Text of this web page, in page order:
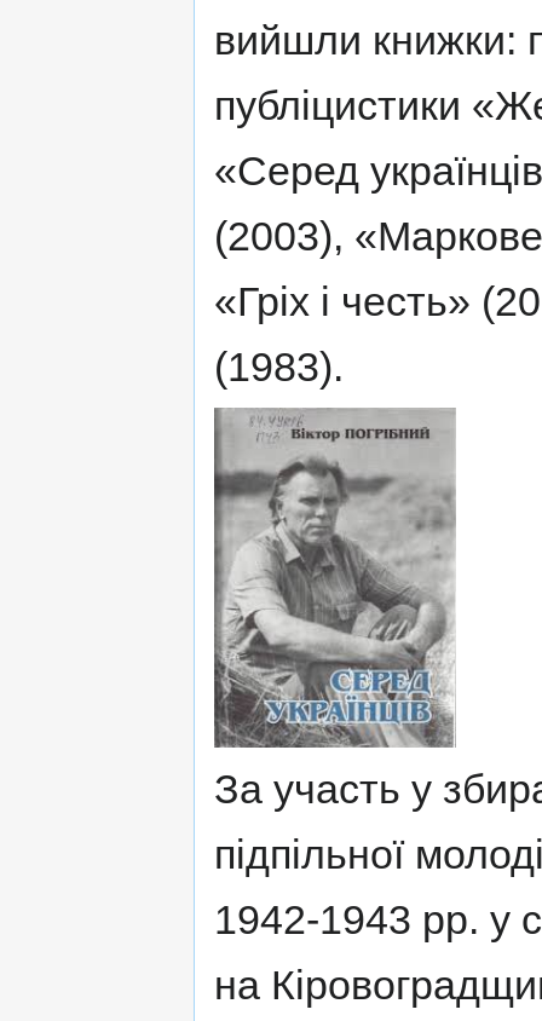
вийшли книжки:
публіцистики
«Серед
(2003),
«Гріх і честь»
(1983).
За участь у
підпільної
1942-1943 рр. у
на